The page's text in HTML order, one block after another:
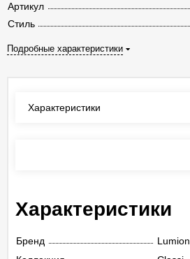
Артикул
Стиль
Подробные характеристики
Характеристики
Характеристики
Бренд
Lumion